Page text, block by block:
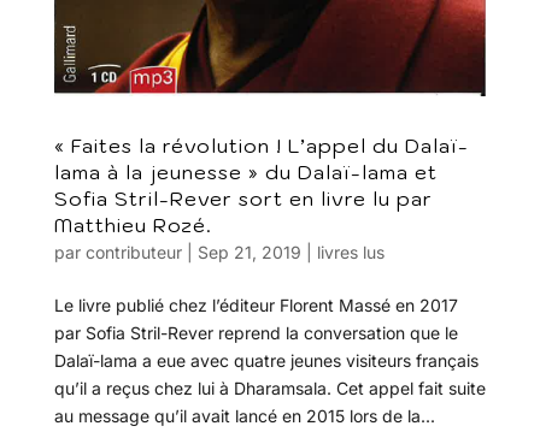
« Faites la révolution ! L’appel du Dalaï-
lama à la jeunesse » du Dalaï-lama et
Sofia Stril-Rever sort en livre lu par
Matthieu Rozé.
par contributeur| Sep 21, 2019 livres lus
Le livre publié chez l’éditeur Florent Massé en 2017
par Sofia Stril-Rever reprend la conversation que le
Dalaï-lama a eue avec quatre jeunes visiteurs français
qu’il a reçus chez lui à Dharamsala. Cet appel fait suite
au message qu’il avait lancé en 2015 lors de la...